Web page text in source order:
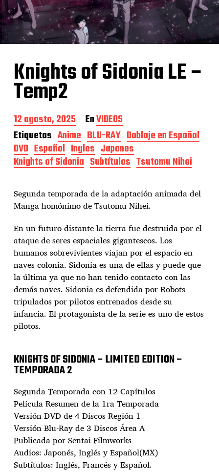
Knights of Sidonia LE –
Temp2
F
e
c
h
a
d
l
a
e
t
r
a
d
a
12 agosto, 2025 EnVIDEOS
Etiquetas Anime BLU-RAY Doblaje en Español
DVD Español Ingles Japones
Knights of Sidonia Subtítulos Tsutomu Nihei
Segunda temporada de la adaptación animada del
Manga homónimo de Tsutomu Nihei.
En un futuro distante la tierra fue destruida por el
ataque de seres espaciales gigantescos. Los
humanos sobrevivientes viajan por el espacio en
naves colonia. Sidonia es una de ellas y puede que
la última ya que no han tenido contacto con las
demás naves. Sidonia es defendida por Robots
tripulados por pilotos entrenados desde su
infancia. El protagonista de la serie es uno de estos
pilotos.
KNIGHTS OF SIDONIA – LIMITED EDITION –
TEMPORADA 2
Segunda Temporada con 12 Capítulos
Película Resumen de la 1ra Temporada
Versión DVD de 4 Discos Región 1
Versión Blu-Ray de 3 Discos Área A
Publicada por Sentai Filmworks
Audios: Japonés, Inglés y Español(MX)
Subtítulos: Inglés, Francés y Español.